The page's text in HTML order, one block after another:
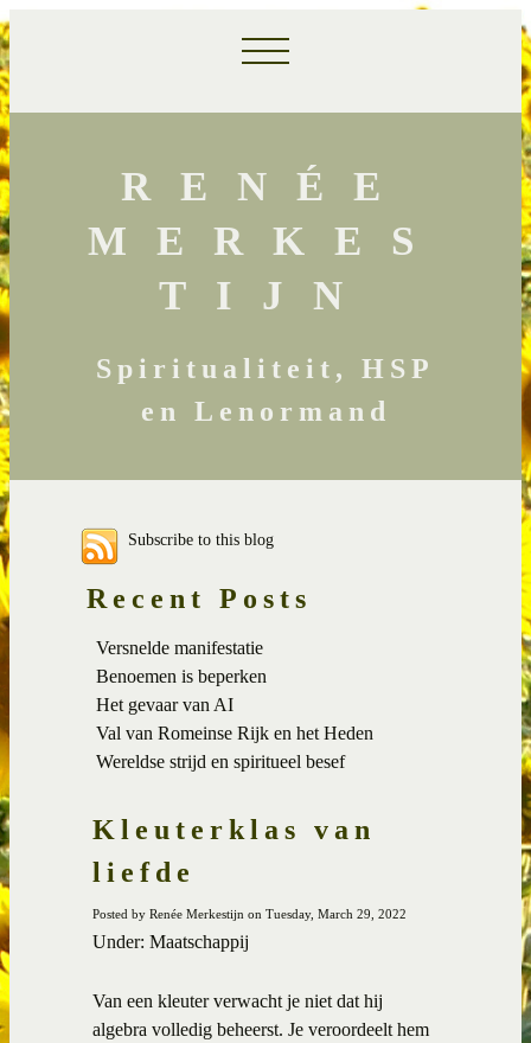
RENÉE
MERKES
TIJN
Spiritualiteit, HSP
en Lenormand
Subscribe to this blog
Recent Posts
Versnelde manifestatie
Benoemen is beperken
Het gevaar van AI
Val van Romeinse Rijk en het Heden
Wereldse strijd en spiritueel besef
Kleuterklas van
liefde
Posted by Renée Merkestijn on Tuesday, March 29, 2022
Under: Maatschappij
Van een kleuter verwacht je niet dat hij
algebra volledig beheerst. Je veroordeelt hem